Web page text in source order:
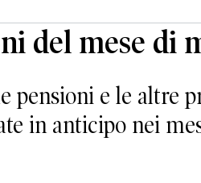
del mese di
pensioni e le altre
in anticipo nei